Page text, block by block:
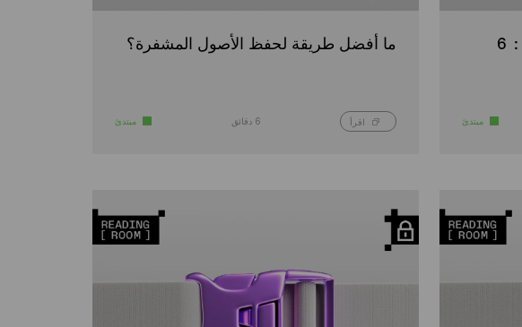
الحفاظ على أصولي المشفرة آمنة: 6
مبتدئ
ما أفضل طريقة لحفظ الأصول المشفرة؟
اقرأ 6 دقائق مبتدئ